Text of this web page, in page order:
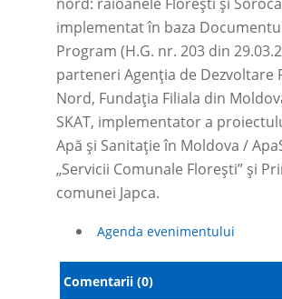
implementat în baza
Program (H.G. nr. 203 din
parteneri Agenția de Dezvoltare
Nord, Fundația Filiala din
SKAT, implementator a
Apă și Sanitație în Moldova /
„Servicii Comunale Floreşti” și
comunei Japca.
Agenda evenimentului
Comentarii (0)